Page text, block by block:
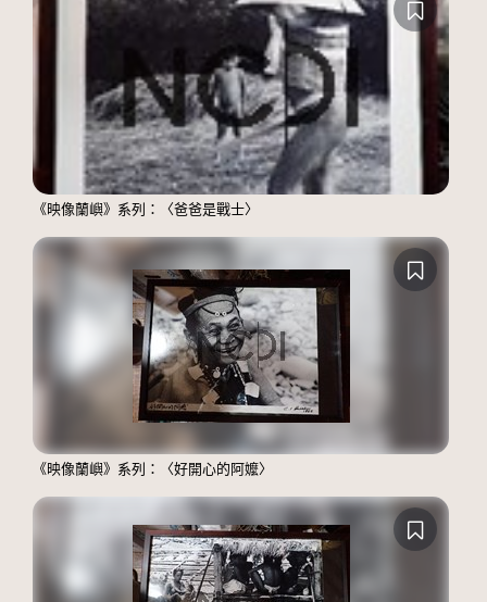
《映像蘭嶼》系列：〈爸爸是戰士〉
《映像蘭嶼》系列：〈好開心的阿嬤〉